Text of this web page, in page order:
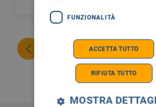
FUNZIONALITÀ
ACCETTA TUTTO
RIFIUTA TUTTO
MOSTRA